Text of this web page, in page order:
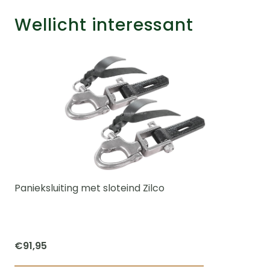
Wellicht interessant
Panieksluiting met sloteind Zilco
€91,95